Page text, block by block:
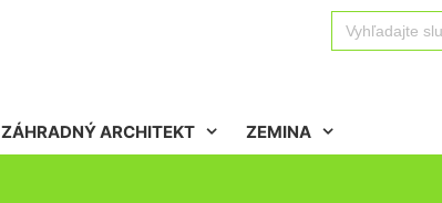
Search
for:
ZÁHRADNÝ ARCHITEKT ZEMINA